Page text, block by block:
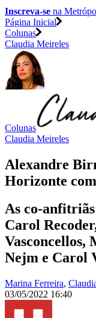
Inscreva-se na
Página Inicial
Colunas
Claudia Meireles
Colunas
Claudia Meireles
Alexandre
Horizonte
As co-
Carol
Vasconcellos,
Nejm e Carol
Marina Ferreira,
03/05/2022 16:40